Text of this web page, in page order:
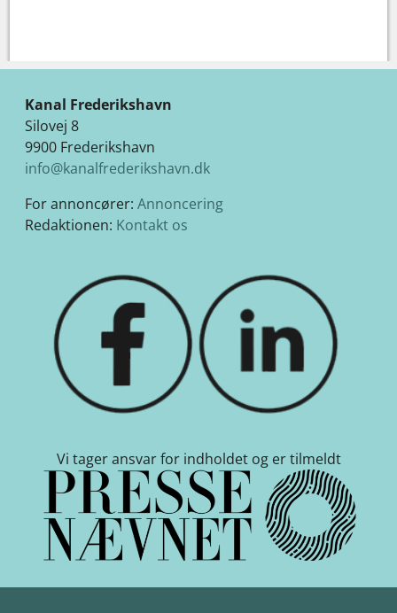
Kanal Frederikshavn
Silovej 8
9900 Frederikshavn
info@kanalfrederikshavn.dk
For annoncører: Annoncering
Redaktionen: Kontakt os
Vi tager ansvar for indholdet og er tilmeldt